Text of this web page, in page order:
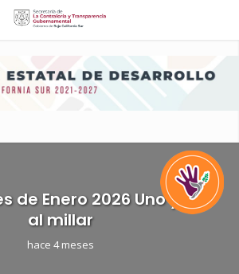
de Enero 2026 Uno y Dos
al millar
hace 4 meses